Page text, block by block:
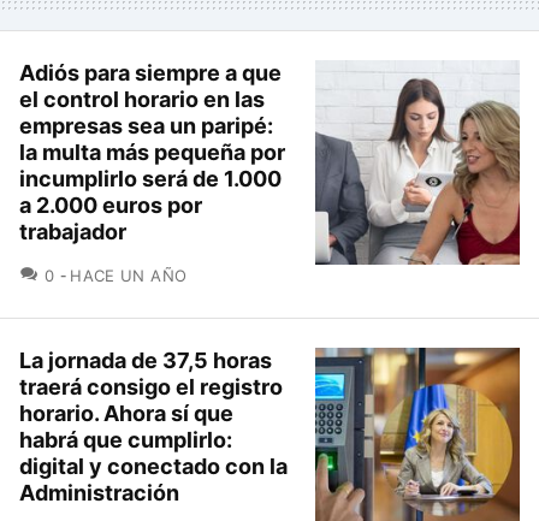
Adiós para siempre a que
el control horario en las
empresas sea un paripé:
la multa más pequeña por
incumplirlo será de 1.000
a 2.000 euros por
trabajador
0 COMENTARIOS
HACE UN AÑO
La jornada de 37,5 horas
traerá consigo el registro
horario. Ahora sí que
habrá que cumplirlo:
digital y conectado con la
Administración